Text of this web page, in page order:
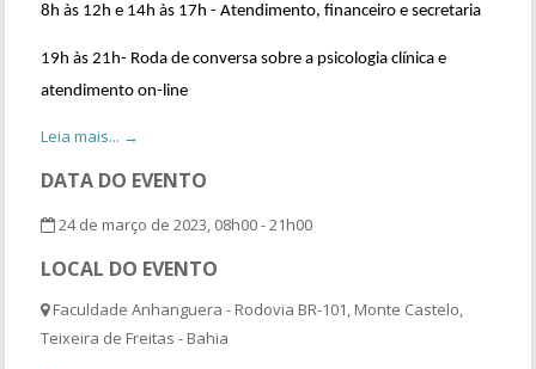
8h às 12h e 14h às 17h - Atendimento, financeiro e secretaria
19h às 21h- Roda de conversa sobre a psicologia clínica e
atendimento on-line
Leia mais... →
DATA DO EVENTO
24 de março de 2023, 08h00 - 21h00
LOCAL DO EVENTO
Faculdade Anhanguera - Rodovia BR-101, Monte Castelo,
Teixeira de Freitas - Bahia